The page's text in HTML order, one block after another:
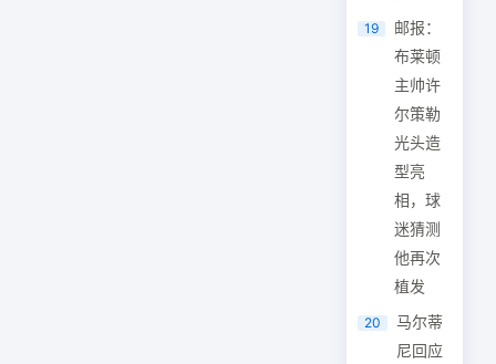
19
邮报：
布莱顿
主帅许
尔策勒
光头造
型亮
相，球
迷猜测
他再次
植发
20
马尔蒂
尼回应